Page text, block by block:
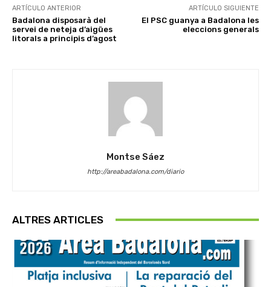
ARTÍCULO ANTERIOR
Badalona disposarà del
servei de neteja d’aigües
litorals a principis d’agost
ARTÍCULO SIGUIENTE
El PSC guanya a Badalona les
eleccions generals
Montse Sáez
http://areabadalona.com/diario
ALTRES ARTICLES